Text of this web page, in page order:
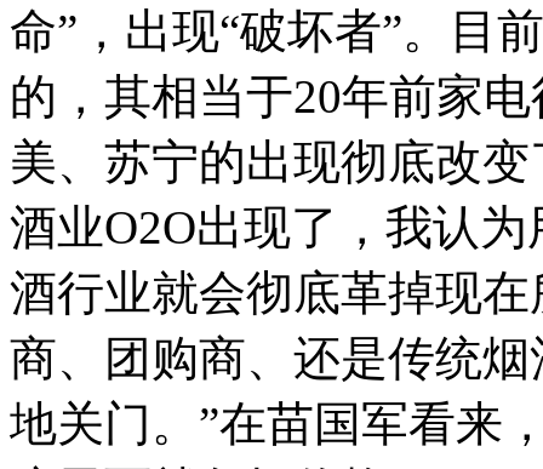
命”，出现“破坏者”。
目
的，其相当于20年前家
美、苏宁的出现彻底改
酒业O2O出现了，我认
酒行业就会彻底革掉现
商、团购商、还是传统
地关门。”在苗国军看来